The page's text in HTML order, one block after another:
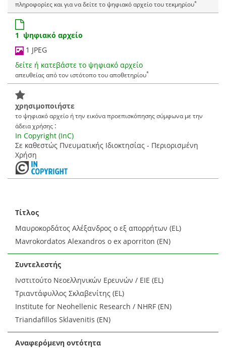
πληροφορίες και για να δείτε το ψηφιακό αρχείο του τεκμηρίου*
1 ψηφιακό αρχείο
1 JPEG
δείτε ή κατεβάστε το ψηφιακό αρχείο
απευθείας από τον ιστότοπο του αποθετηρίου*
χρησιμοποιήστε
το ψηφιακό αρχείο ή την εικόνα προεπισκόπησης σύμφωνα με την
άδεια χρήσης :
In Copyright (InC)
Σε καθεστώς Πνευματικής Ιδιοκτησίας - Περιορισμένη
Χρήση
Τίτλος
Μαυροκορδάτος Αλέξανδρος ο εξ απορρήτων (EL)
Mavrokordatos Alexandros o ex aporriton (EN)
Συντελεστής
Ινστιτούτο Νεοελληνικών Ερευνών / ΕΙΕ (EL)
Τριαντάφυλλος Σκλαβενίτης (EL)
Institute for Neohellenic Research / NHRF (EN)
Triandafillos Sklavenitis (EN)
Αναφερόμενη οντότητα